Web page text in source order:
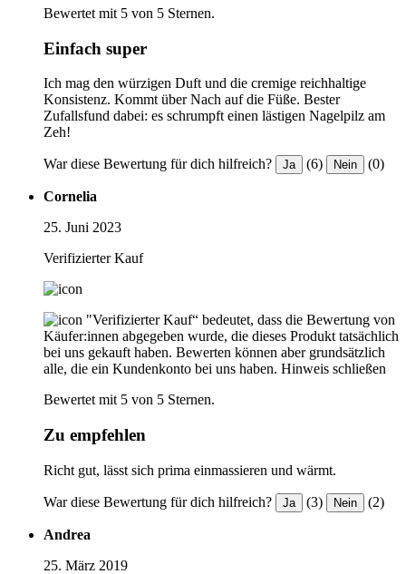
Bewertet mit 5 von 5 Sternen.
Einfach super
Ich mag den würzigen Duft und die cremige reichhaltige
Konsistenz. Kommt über Nach auf die Füße. Bester
Zufallsfund dabei: es schrumpft einen lästigen Nagelpilz am
Zeh!
War diese Bewertung für dich hilfreich? Ja (6) Nein (0)
Cornelia
25. Juni 2023
Verifizierter Kauf
"Verifizierter Kauf“ bedeutet, dass die Bewertung von
Käufer:innen abgegeben wurde, die dieses Produkt tatsächlich
bei uns gekauft haben. Bewerten können aber grundsätzlich
alle, die ein Kundenkonto bei uns haben. Hinweis schließen
Bewertet mit 5 von 5 Sternen.
Zu empfehlen
Richt gut, lässt sich prima einmassieren und wärmt.
War diese Bewertung für dich hilfreich? Ja (3) Nein (2)
Andrea
25. März 2019